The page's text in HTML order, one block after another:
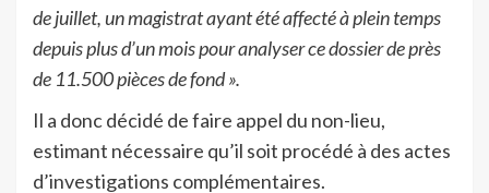
de juillet, un magistrat ayant été affecté à plein temps
depuis plus d’un mois pour analyser ce dossier de près
de 11.500 pièces de fond ».
Il a donc décidé de faire appel du non-lieu,
estimant nécessaire qu’il soit procédé à des actes
d’investigations complémentaires.